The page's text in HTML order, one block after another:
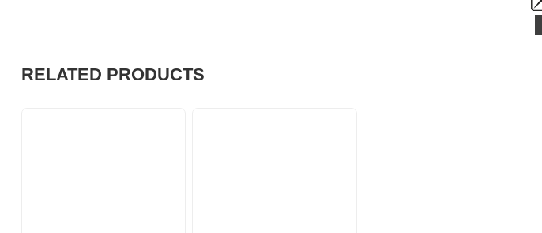
RELATED PRODUCTS